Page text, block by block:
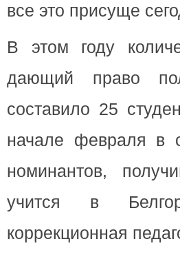
все это присуще
В этом году
дающий право
составило 25
начале февраля в
номинантов,
учится в
коррекционная